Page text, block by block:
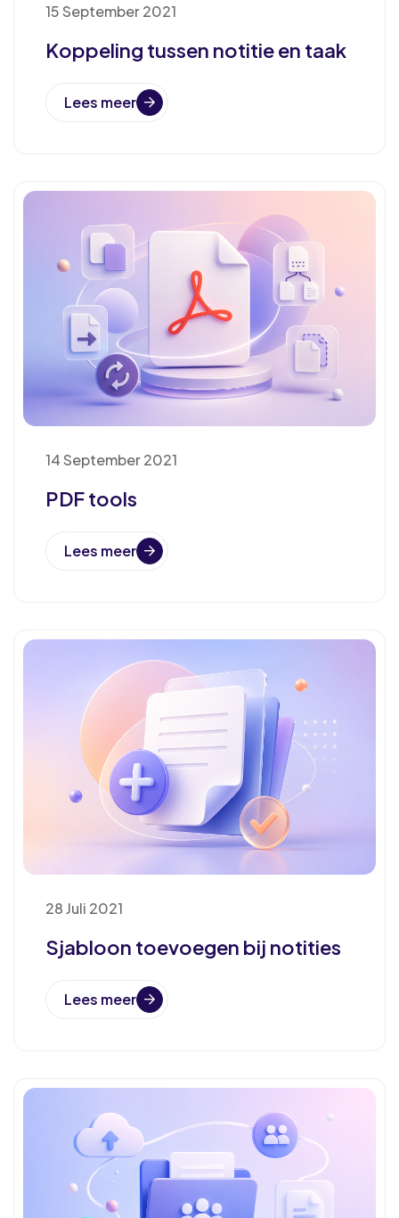
15 September 2021
Koppeling tussen notitie en taak
Lees meer
14 September 2021
PDF tools
Lees meer
28 Juli 2021
Sjabloon toevoegen bij notities
Lees meer